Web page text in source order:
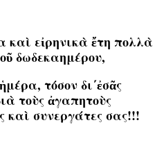
εἰρηνικὰ ἔτη πολλὰ
δωδεκαημέρου,
τόσον δι΄ἐσᾶς
τοὺς ἀγαπητοὺς
καὶ συνεργάτες σας!!!